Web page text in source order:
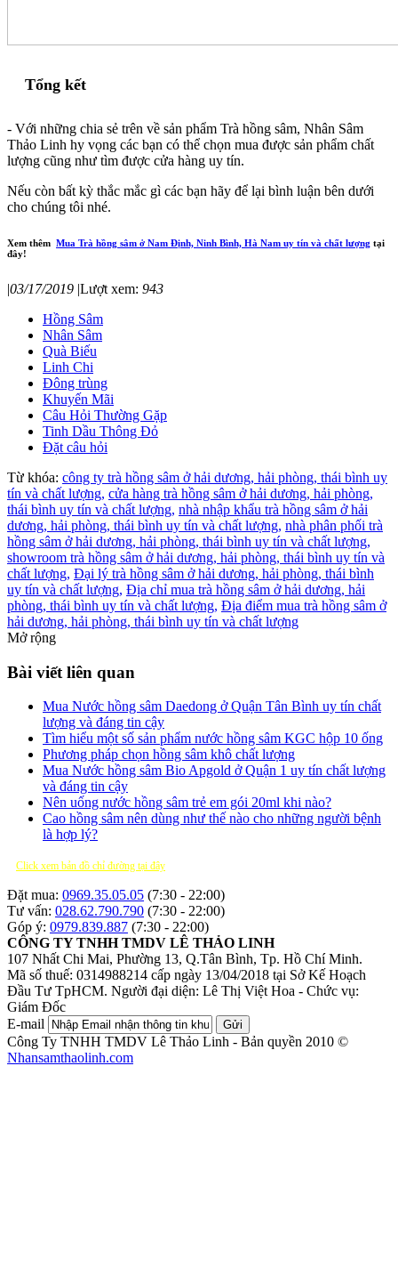
Tổng kết
- Với những chia sẻ trên về sản phẩm Trà hồng sâm, Nhân Sâm
Thảo Linh hy vọng các bạn có thể chọn mua được sản phẩm chất
lượng cũng như tìm được cửa hàng uy tín.
Nếu còn bất kỳ thắc mắc gì các bạn hãy để lại bình luận bên dưới
cho chúng tôi nhé.
Xem thêm Mua Trà hồng sâm ở Nam Định, Ninh Bình, Hà Nam uy tín và chất lượng tại
đây!
|03/17/2019 |Lượt xem: 943
Hồng Sâm
Nhân Sâm
Quà Biếu
Linh Chi
Đông trùng
Khuyến Mãi
Câu Hỏi Thường Gặp
Tinh Dầu Thông Đỏ
Đặt câu hỏi
Từ khóa: công ty trà hồng sâm ở hải dương, hải phòng, thái bình uy
tín và chất lượng, cửa hàng trà hồng sâm ở hải dương, hải phòng,
thái bình uy tín và chất lượng, nhà nhập khẩu trà hồng sâm ở hải
dương, hải phòng, thái bình uy tín và chất lượng, nhà phân phối trà
hồng sâm ở hải dương, hải phòng, thái bình uy tín và chất lượng,
showroom trà hồng sâm ở hải dương, hải phòng, thái bình uy tín và
chất lượng, Đại lý trà hồng sâm ở hải dương, hải phòng, thái bình
uy tín và chất lượng, Địa chỉ mua trà hồng sâm ở hải dương, hải
phòng, thái bình uy tín và chất lượng, Địa điểm mua trà hồng sâm ở
hải dương, hải phòng, thái bình uy tín và chất lượng
Mở rộng
Bài viết liên quan
Mua Nước hồng sâm Daedong ở Quận Tân Bình uy tín chất
lượng và đáng tin cậy
Tìm hiểu một số sản phẩm nước hồng sâm KGC hộp 10 ống
Phương pháp chọn hồng sâm khô chất lượng
Mua Nước hồng sâm Bio Apgold ở Quận 1 uy tín chất lượng
và đáng tin cậy
Nên uống nước hồng sâm trẻ em gói 20ml khi nào?
Cao hồng sâm nên dùng như thế nào cho những người bệnh
là hợp lý?
Click xem bản đồ chỉ đường tại đây
Đặt mua: 0969.35.05.05 (7:30 - 22:00)
Tư vấn: 028.62.790.790 (7:30 - 22:00)
Góp ý: 0979.839.887 (7:30 - 22:00)
CÔNG TY TNHH TMDV LÊ THẢO LINH
107 Nhất Chi Mai, Phường 13, Q.Tân Bình, Tp. Hồ Chí Minh.
Mã số thuế: 0314988214 cấp ngày 13/04/2018 tại Sở Kế Hoạch
Đầu Tư TpHCM. Người đại diện: Lê Thị Việt Hoa - Chức vụ:
Giám Đốc
E-mail
Gửi
Công Ty TNHH TMDV Lê Thảo Linh - Bản quyền 2010 ©
Nhansamthaolinh.com